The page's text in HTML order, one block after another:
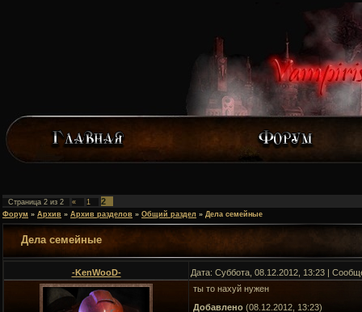
Страница 2 из 2 « 1 2
Форум » Архив » Архив разделов » Общий раздел » Дела семейные
Дела семейные
-KenWooD- Дата: Суббота, 08.12.2012, 13:23 |
ты то нахуй нужен
Добавлено (08.12.2012, 13:23)